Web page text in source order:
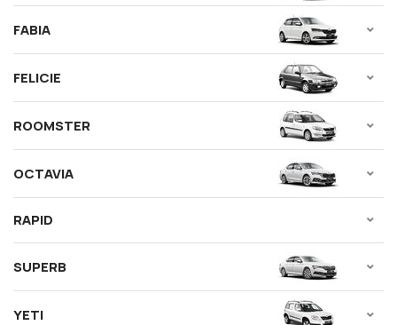
FABIA
FELICIE
ROOMSTER
OCTAVIA
RAPID
SUPERB
YETI